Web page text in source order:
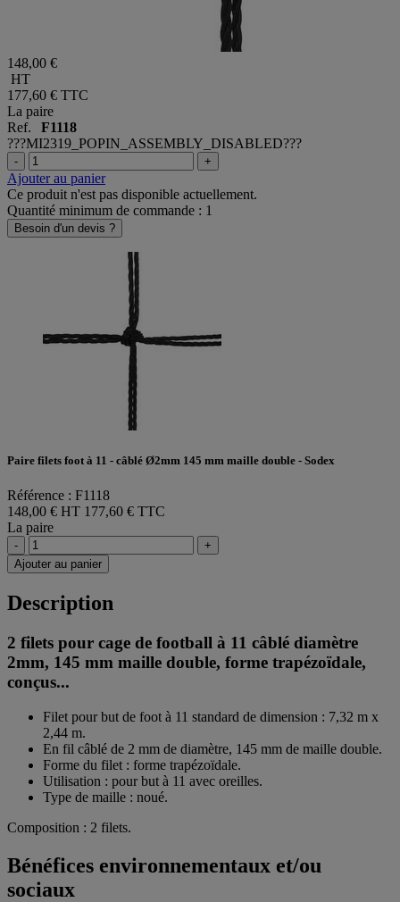
148,00 €
HT
177,60 € TTC
La paire
Ref. F1118
???MI2319_POPIN_ASSEMBLY_DISABLED???
- +
Ajouter au panier
Ce produit n'est pas disponible actuellement.
Quantité minimum de commande : 1
Besoin d'un devis ?
Paire filets foot à 11 - câblé Ø2mm 145 mm maille double - Sodex
Référence : F1118
148,00 € HT 177,60 € TTC
La paire
-
+
Ajouter au panier
Description
2 filets pour cage de football à 11 câblé diamètre
2mm, 145 mm maille double, forme trapézoïdale,
conçus...
Filet pour but de foot à 11 standard de dimension : 7,32 m x
2,44 m.
En fil câblé de 2 mm de diamètre, 145 mm de maille double.
Forme du filet : forme trapézoïdale.
Utilisation : pour but à 11 avec oreilles.
Type de maille : noué.
Composition : 2 filets.
Bénéfices environnementaux et/ou
sociaux